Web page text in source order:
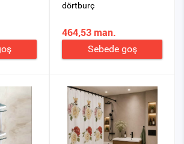
dörtburç
464,53 man.
Sebede goş